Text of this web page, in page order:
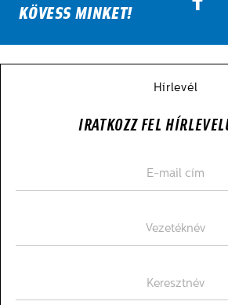
KÖVESS MINKET!
Hírlevél
IRATKOZZ FEL